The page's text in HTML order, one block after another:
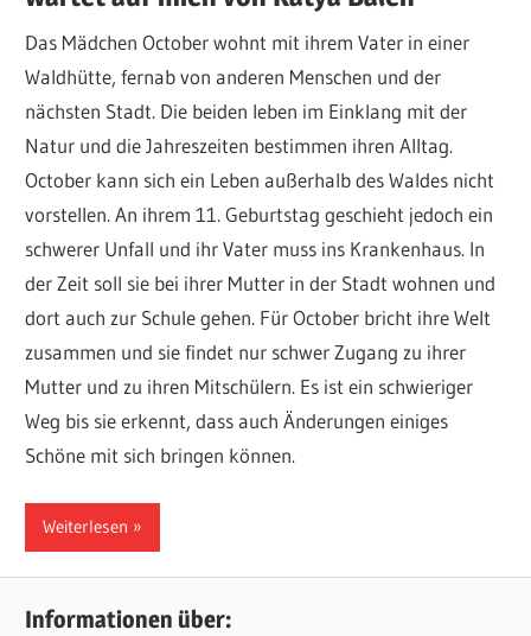
Das Mädchen October wohnt mit ihrem Vater in einer
Waldhütte, fernab von anderen Menschen und der
nächsten Stadt. Die beiden leben im Einklang mit der
Natur und die Jahreszeiten bestimmen ihren Alltag.
October kann sich ein Leben außerhalb des Waldes nicht
vorstellen. An ihrem 11. Geburtstag geschieht jedoch ein
schwerer Unfall und ihr Vater muss ins Krankenhaus. In
der Zeit soll sie bei ihrer Mutter in der Stadt wohnen und
dort auch zur Schule gehen. Für October bricht ihre Welt
zusammen und sie findet nur schwer Zugang zu ihrer
Mutter und zu ihren Mitschülern. Es ist ein schwieriger
Weg bis sie erkennt, dass auch Änderungen einiges
Schöne mit sich bringen können.
Weiterlesen
Informationen über: